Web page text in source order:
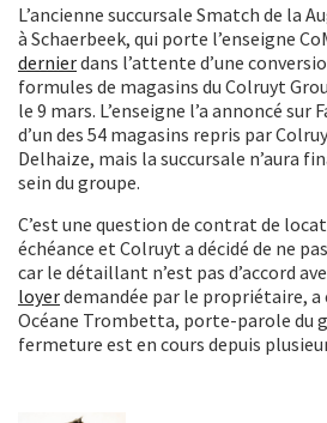
L’ancienne succursale Smatch de la
à Schaerbeek, qui porte l’enseigne
dernierdans l’attente d’une
formules de magasins du Colruyt
le 9 mars. L’enseigne l’a annoncé sur
d’un des 54 magasins repris par
Delhaize, mais la succursale n’aura
sein du groupe.
C’est une question de contrat de
échéance et Colruyt a décidé de ne
car le détaillant n’est pas d’accord
loyerdemandée par le propriétaire, a
Océane Trombetta, porte-parole du
fermeture est en cours depuis